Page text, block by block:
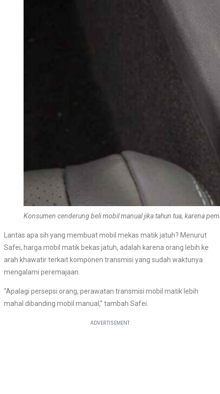
Konsumen cenderung beli mobil manual jika tahun tua, karena
Lantas apa sih yang membuat mobil mekas matik jatuh? Menurut
Safei, harga mobil matik bekas jatuh, adalah karena orang lebih ke
arah khawatir terkait komponen transmisi yang sudah waktunya
mengalami peremajaan.
“Apalagi persepsi orang, perawatan transmisi mobil matik lebih
mahal dibanding mobil manual,” tambah Safei.